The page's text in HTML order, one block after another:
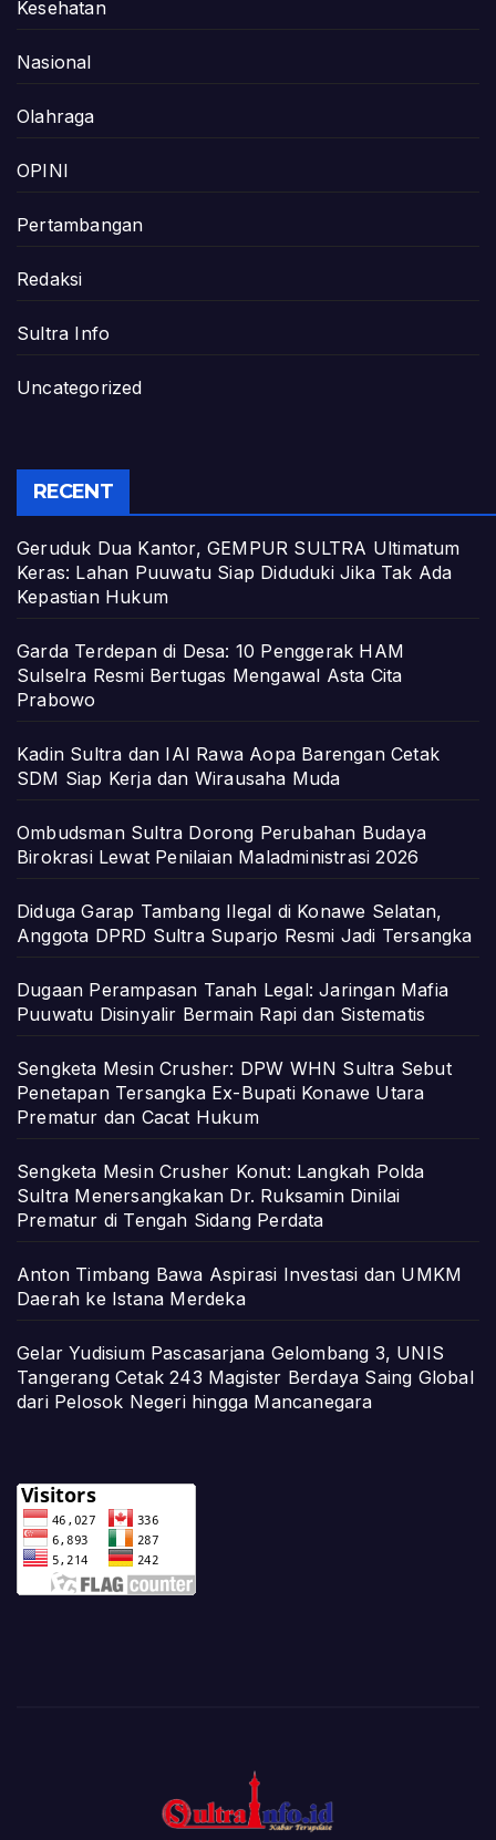
Kesehatan
Nasional
Olahraga
OPINI
Pertambangan
Redaksi
Sultra Info
Uncategorized
RECENT
Geruduk Dua Kantor, GEMPUR SULTRA Ultimatum
Keras: Lahan Puuwatu Siap Diduduki Jika Tak Ada
Kepastian Hukum
Garda Terdepan di Desa: 10 Penggerak HAM
Sulselra Resmi Bertugas Mengawal Asta Cita
Prabowo
Kadin Sultra dan IAI Rawa Aopa Barengan Cetak
SDM Siap Kerja dan Wirausaha Muda
Ombudsman Sultra Dorong Perubahan Budaya
Birokrasi Lewat Penilaian Maladministrasi 2026
Diduga Garap Tambang Ilegal di Konawe Selatan,
Anggota DPRD Sultra Suparjo Resmi Jadi Tersangka
Dugaan Perampasan Tanah Legal: Jaringan Mafia
Puuwatu Disinyalir Bermain Rapi dan Sistematis
Sengketa Mesin Crusher: DPW WHN Sultra Sebut
Penetapan Tersangka Ex-Bupati Konawe Utara
Prematur dan Cacat Hukum
Sengketa Mesin Crusher Konut: Langkah Polda
Sultra Menersangkakan Dr. Ruksamin Dinilai
Prematur di Tengah Sidang Perdata
Anton Timbang Bawa Aspirasi Investasi dan UMKM
Daerah ke Istana Merdeka
Gelar Yudisium Pascasarjana Gelombang 3, UNIS
Tangerang Cetak 243 Magister Berdaya Saing Global
dari Pelosok Negeri hingga Mancanegara